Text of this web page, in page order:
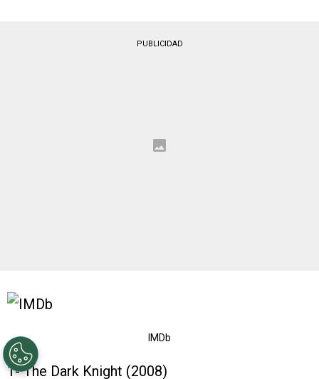
PUBLICIDAD
IMDb
1- The Dark Knight (2008)